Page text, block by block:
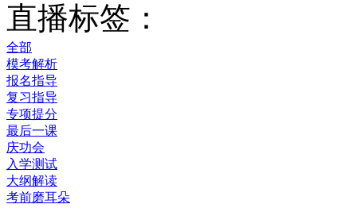
直播标签：
全部
模考解析
报名指导
复习指导
专项提分
最后一课
庆功会
入学测试
大纲解读
考前磨耳朵